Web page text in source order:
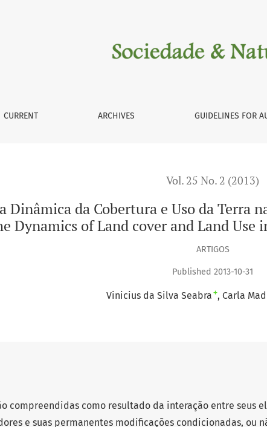
Cobertura e Uso da Terra na Bacia Hidrográfica do Rio
CURRENT ARCHIVES GUIDELINES FOR
is:
Vol. 25 No. 2 (2013)
Dinâmica da Cobertura e Uso da Terra
Dynamics of Land cover and Land Use
ARTIGOS
Published 2013-10-31
Vinicius da Silva Seabra + Carla
compreendidas como resultado da interação entre seus
e suas permanentes modificações condicionadas, ou